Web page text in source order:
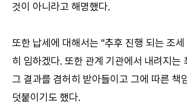
것이 아니라고 해명했다.
또한 납세에 대해서는 "추후 진행 되는 조
히 임하겠다. 또한 관계 기관에서 내려지는
그 결과를 겸허히 받아들이고 그에 따른 책
덧붙이기도 했다.